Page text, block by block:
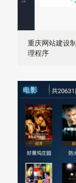
重庆网站建设
理程序